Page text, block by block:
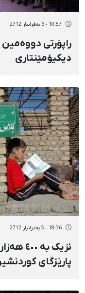
10:57 - 6 بەفرانبار 2712
دیکیۆمێنتاری
18:36 - 5 بەفرانبار 2712
پارێزگای